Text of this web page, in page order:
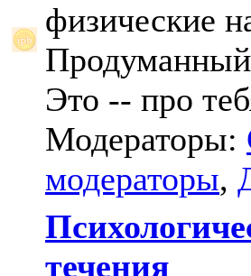
физические
Это -- про
Модераторы:
модераторы,
течения